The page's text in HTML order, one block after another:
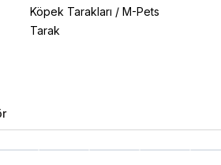
Köpek Tarakları /M-Pets
Tarak